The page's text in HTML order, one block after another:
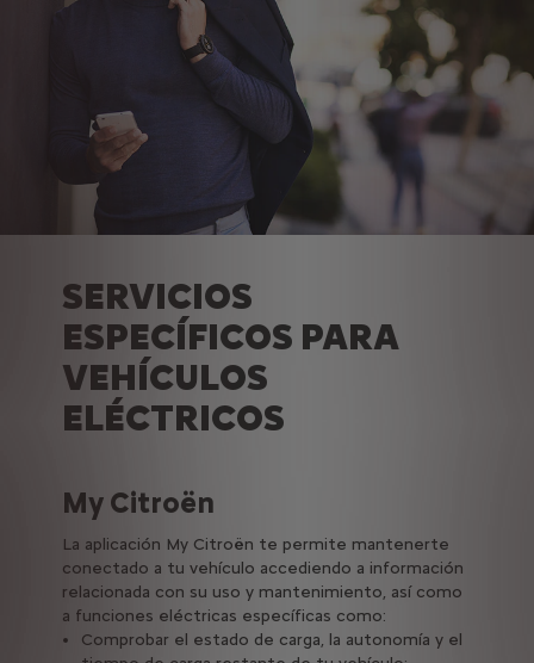
SERVICIOS
ESPECÍFICOS PARA
VEHÍCULOS
ELÉCTRICOS
My Citroën
La aplicación My Citroën te permite mantenerte
conectado a tu vehículo accediendo a información
relacionada con su uso y mantenimiento, así como
a funciones eléctricas específicas como:
Comprobar el estado de carga, la autonomía y el
Free2move
Gracias al servicio eSolutions Charging podrás
simplificar tus viajes:
Acceso a más de 260.000 puntos de carga en
Europa;
Localización de los puntos de carga compatibles
Mobility pass
¿Necesitas más autonomía ocasionalmente?
Citroën te permite alquilar un vehículo a una tarifa
favorable. Al suscribir la opción Mobility Pass de tu
contrato de financiación, te beneficias de una
doble ventaja: